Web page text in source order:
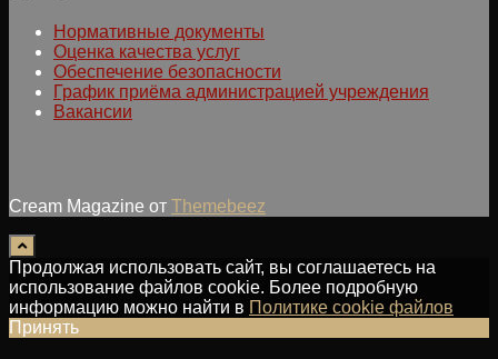
Нормативные документы
Оценка качества услуг
Обеспечение безопасности
График приёма администрацией учреждения
Вакансии
Cream Magazine от Themebeez
Продолжая использовать сайт, вы соглашаетесь на
использование файлов cookie. Более подробную
информацию можно найти в Политике cookie файлов
Принять